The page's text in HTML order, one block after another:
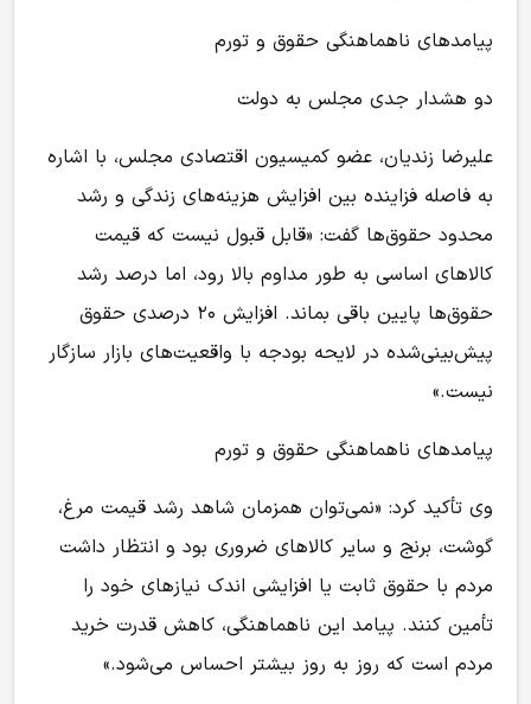
پیامدهای ناهماهنگی حقوق و تورم
دو هشدار جدی مجلس به دولت
علیرضا زندیان، عضو کمیسیون اقتصادی مجلس، با اشاره
به فاصله فزاینده بین افزایش هزینه‌های زندگی و رشد
محدود حقوق‌ها گفت: «قابل قبول نیست که قیمت
کالاهای اساسی به طور مداوم بالا رود، اما درصد رشد
حقوق‌ها پایین باقی بماند. افزایش ۲۰ درصدی حقوق
پیش‌بینی‌شده در لایحه بودجه با واقعیت‌های بازار سازگار
نیست.»
پیامدهای ناهماهنگی حقوق و تورم
وی تأکید کرد: «نمی‌توان همزمان شاهد رشد قیمت مرغ،
گوشت، برنج و سایر کالاهای ضروری بود و انتظار داشت
مردم با حقوق ثابت یا افزایشی اندک نیازهای خود را
تأمین کنند. پیامد این ناهماهنگی، کاهش قدرت خرید
مردم است که روز به روز بیشتر احساس می‌شود.»